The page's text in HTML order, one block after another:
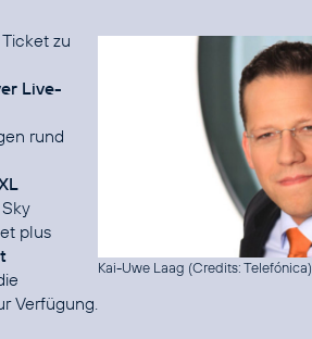
Kai-Uwe Laag (Credits: Telefónica)
zu
Live-
rund
plus
Verfügung.